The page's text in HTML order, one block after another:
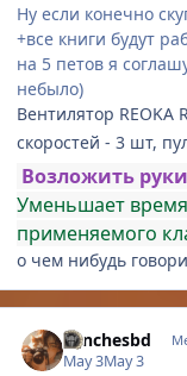
Ну если конечно
+все книги будут
на 5 петов я
небыло)
Вентилятор REOKA
скоростей - 3 шт,
Возложить руки
Уменьшает
применяемого
о чем нибудь
Sanchesbd
May 3May 3